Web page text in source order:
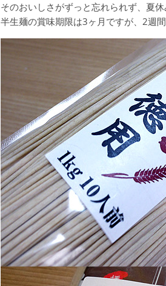
そのおいしさがずっと忘れられず、夏
半生麺の賞味期限は3ヶ月ですが、2週間